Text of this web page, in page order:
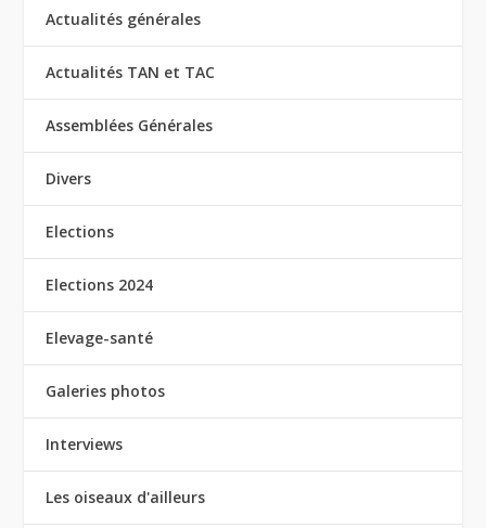
Actualités générales
Actualités TAN et TAC
Assemblées Générales
Divers
Elections
Elections 2024
Elevage-santé
Galeries photos
Interviews
Les oiseaux d'ailleurs